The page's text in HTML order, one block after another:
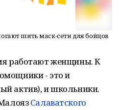
шить маск-сети для бойцов
работают женщины. К
- это и
актив), и школьники.
Салаватского